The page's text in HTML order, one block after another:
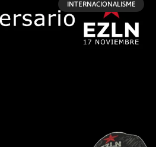
INTERNACIONALISME